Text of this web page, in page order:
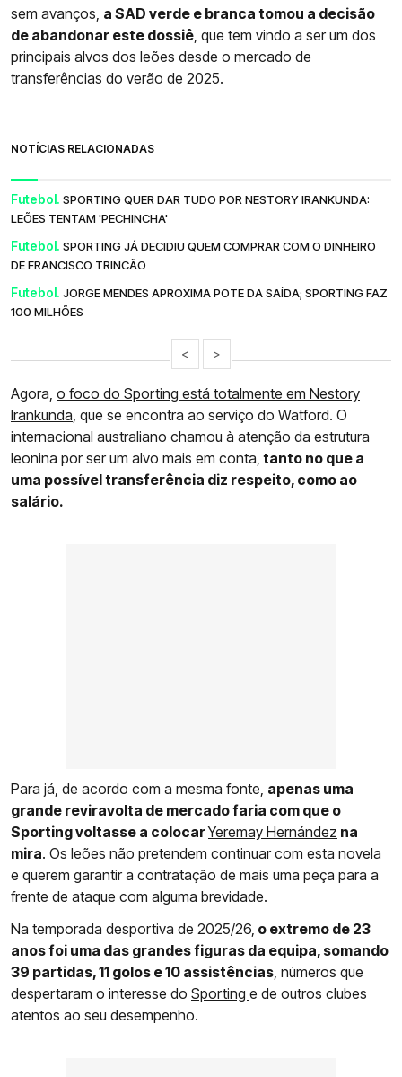
sem avanços, a SAD verde e branca tomou a decisão
de abandonar este dossiê , que tem vindo a ser um dos
principais alvos dos leões desde o mercado de
transferências do verão de 2025.
NOTÍCIAS RELACIONADAS
Futebol. SPORTING QUER DAR TUDO POR NESTORY IRANKUNDA:
LEÕES TENTAM 'PECHINCHA'
Futebol. SPORTING JÁ DECIDIU QUEM COMPRAR COM O DINHEIRO
DE FRANCISCO TRINCÃO
Futebol. JORGE MENDES APROXIMA POTE DA SAÍDA; SPORTING FAZ
100 MILHÕES
< >
Agora, o foco do Sporting está totalmente em Nestory
Irankunda , que se encontra ao serviço do Watford. O
internacional australiano chamou à atenção da estrutura
leonina por ser um alvo mais em conta, tanto no que a
uma possível transferência diz respeito, como ao
salário.
Para já, de acordo com a mesma fonte, apenas uma
grande reviravolta de mercado faria com que o
Sporting voltasse a colocarYeremay Hernández na
mira. Os leões não pretendem continuar com esta novela
e querem garantir a contratação de mais uma peça para a
frente de ataque com alguma brevidade.
Na temporada desportiva de 2025/26, o extremo de 23
anos foi uma das grandes figuras da equipa, somando
39 partidas, 11 golos e 10 assistências , números que
despertaram o interesse do Sporting e de outros clubes
atentos ao seu desempenho.